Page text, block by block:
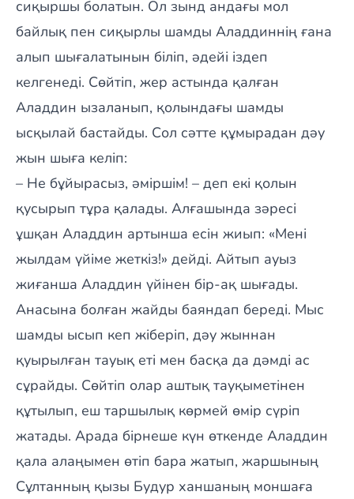
сиқыршы болатын. Ол зынд андағы мол
байлық пен сиқырлы шамды Аладдиннің ғана
алып шығалатынын біліп, әдейі іздеп
келгенеді. Сөйтіп, жер астында қалған
Аладдин ызаланып, қолындағы шамды
ысқылай бастайды. Сол сәтте құмырадан дәу
жын шыға келіп:
– Не бұйырасыз, әміршім! – деп екі қолын
қусырып тұра қалады. Алғашында зәресі
ұшқан Аладдин артынша есін жиып: «Мені
жылдам үйіме жеткіз!» дейді. Айтып ауыз
жиғанша Аладдин үйінен бір-ақ шығады.
Анасына болған жайды баяндап береді. Мыс
шамды ысып кеп жіберіп, дәу жыннан
қуырылған тауық еті мен басқа да дәмді ас
сұрайды. Сөйтіп олар аштық тауқыметінен
құтылып, еш таршылық көрмей өмір сүріп
жатады. Арада бірнеше күн өткенде Аладдин
қала алаңымен өтіп бара жатып, жаршының
Сұлтанның қызы Будур ханшаның моншаға